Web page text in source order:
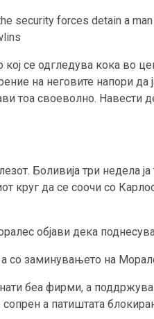
security forces detain a
се одгледува кока во
на неговите напори
тоа своеволно. Навести
Боливија три недела
круг да се соочи со
објави дека
со заминувањето на
беа фирми, а
а патиштата